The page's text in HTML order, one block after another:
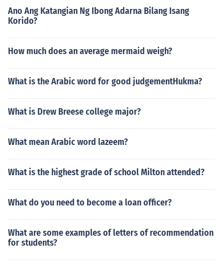
Ano Ang Katangian Ng Ibong Adarna Bilang Isang
Korido?
How much does an average mermaid weigh?
What is the Arabic word for good judgementHukma?
What is Drew Breese college major?
What mean Arabic word lazeem?
What is the highest grade of school Milton attended?
What do you need to become a loan officer?
What are some examples of letters of recommendation
for students?